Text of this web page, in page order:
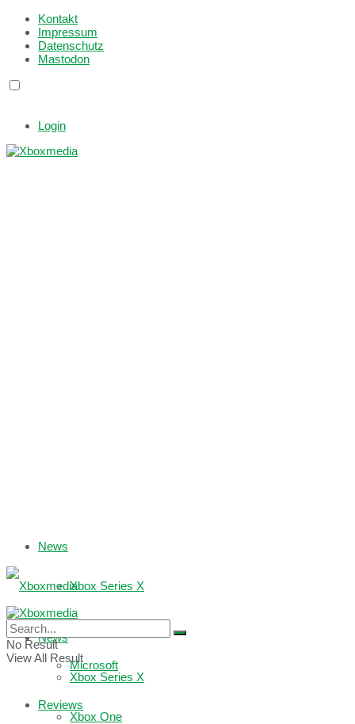
Kontakt
Impressum
Datenschutz
Mastodon
Login
News
Xbox Series X
Microsoft
Reviews
News
Xbox Series X
Xbox One
No Result
View All Result